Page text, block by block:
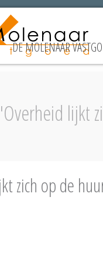
DE MOLENAAR
'Overheid lijkt
zich op de